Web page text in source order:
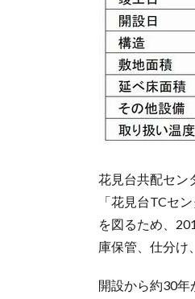
花見台共配セン
「花見台TCセ
を図るため、
庫保管、仕分け
開設から約30年